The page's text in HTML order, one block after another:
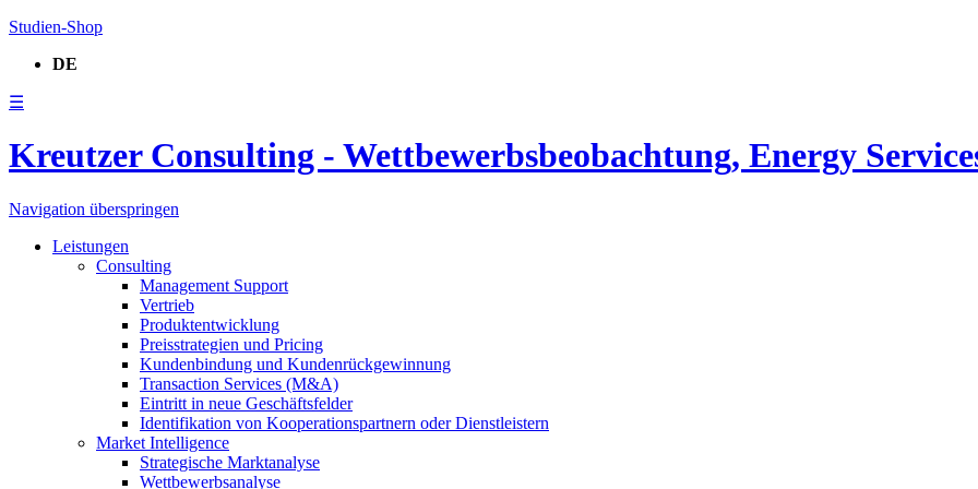
Studien-Shop
DE
☰
Kreutzer Consulting - Wettbewerbsbeobachtung, Energy
Navigation überspringen
Leistungen
Consulting
Management Support
Vertrieb
Produktentwicklung
Preisstrategien und Pricing
Kundenbindung und Kundenrückgewinnung
Transaction Services (M&A)
Eintritt in neue Geschäftsfelder
Identifikation von Kooperationspartnern oder Dienstleistern
Market Intelligence
Strategische Marktanalyse
Wettbewerbsanalyse